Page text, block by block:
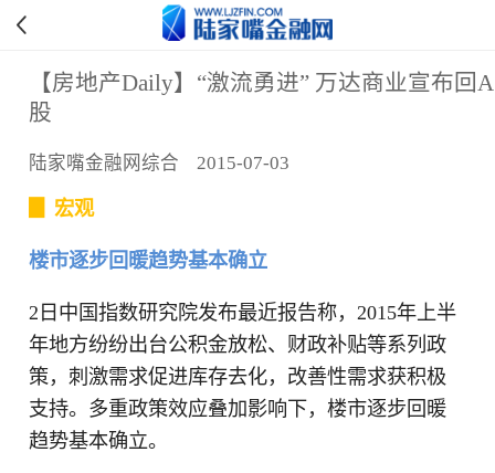
【房地产Daily】“激流勇进” 万达商业宣布回A
股
陆家嘴金融网综合 2015-07-03
▊ 宏观
楼市逐步回暖趋势基本确立
2日中国指数研究院发布最近报告称，2015年上半
年地方纷纷出台公积金放松、财政补贴等系列政
策，刺激需求促进库存去化，改善性需求获积极
支持。多重政策效应叠加影响下，楼市逐步回暖
趋势基本确立。